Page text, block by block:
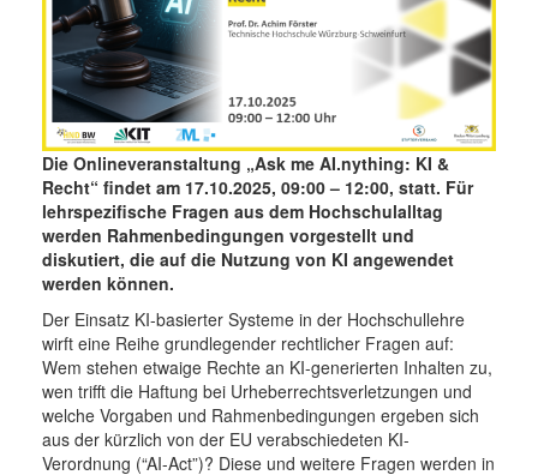
Die Onlineveranstaltung „Ask me AI.nything: KI &
Recht“ findet am 17.10.2025, 09:00 – 12:00, statt. Für
lehrspezifische Fragen aus dem Hochschulalltag
werden Rahmenbedingungen vorgestellt und
diskutiert, die auf die Nutzung von KI angewendet
werden können.
Der Einsatz KI-basierter Systeme in der Hochschullehre
wirft eine Reihe grundlegender rechtlicher Fragen auf:
Wem stehen etwaige Rechte an KI-generierten Inhalten zu,
wen trifft die Haftung bei Urheberrechtsverletzungen und
welche Vorgaben und Rahmenbedingungen ergeben sich
aus der kürzlich von der EU verabschiedeten KI-
Verordnung (“AI-Act”)? Diese und weitere Fragen werden in